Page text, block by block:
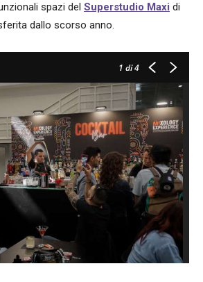
spazi del Superstudio Maxi di
dallo scorso anno.
1 di 4